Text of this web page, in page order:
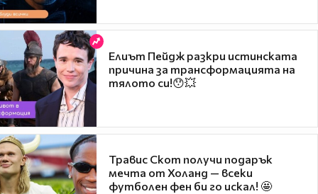
Елиът Пейдж разкри истинската
причина за трансформацията на
тялото си!😯💥
Травис Скот получи подарък
мечта от Холанд — всеки
футболен фен би го искал! 🤩